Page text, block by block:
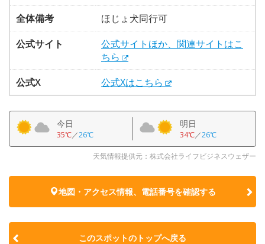
全体備考
ほじょ犬同行可
公式サイト
公式サイトほか、関連サイトはこ
ちら
公式X
公式Xはこちら
今日
35℃／26℃
明日
34℃／26℃
天気情報提供元：株式会社ライフビジネスウェザー
地図・アクセス情報、電話番号を確認する
このスポットのトップへ戻る